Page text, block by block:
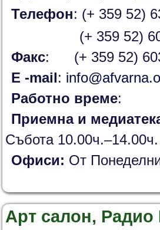
Телефон: (+ 359 52)
(+ 359 52) 603
Факс: (+ 359 52)
Е -mail:
Работно време:
Приемна и
Събота 10.00ч.–14.00ч.
Офиси: От
Арт салон, Радио